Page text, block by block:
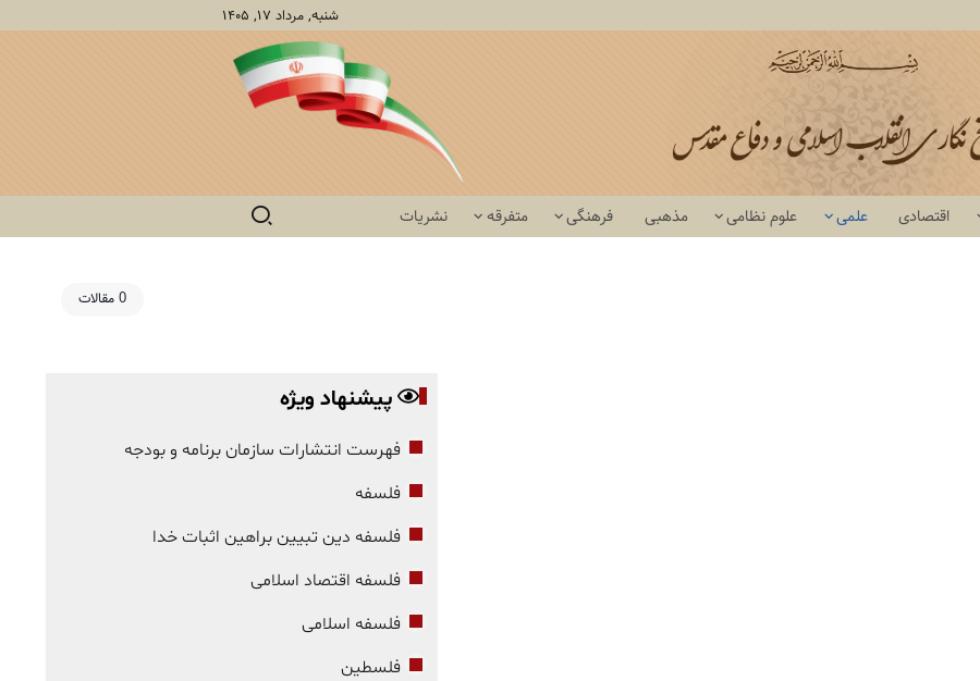
شنبه, مرداد ۱۷, ۱۴۰۵
اقتصادی علمی علوم نظامی مذهبی فرهنگی متفرقه نشریات
0 مقالات
پیشنهاد ویژه
فهرست انتشارات سازمان برنامه و بودجه
فلسفه
فلسفه دین تبیین براهین اثبات خدا
فلسفه اقتصاد اسلامی
فلسفه اسلامی
فلسطین